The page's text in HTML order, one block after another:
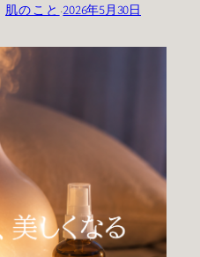
肌のこと ·2026年5月30日